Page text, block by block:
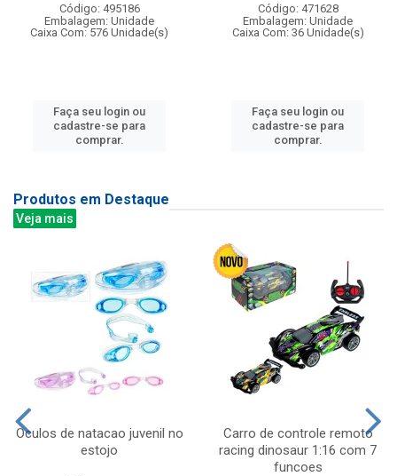
Código: 495186
Embalagem: Unidade
Caixa Com: 576 Unidade(s)
Faça seu login ou
cadastre-se para
comprar.
Código: 471628
Embalagem: Unidade
Caixa Com: 36 Unidade(s)
Faça seu login ou
cadastre-se para
comprar.
Produtos em Destaque
Veja mais
Oculos de natacao juvenil no
estojo
Carro de controle remoto
racing dinosaur 1:16 com 7
funcoes